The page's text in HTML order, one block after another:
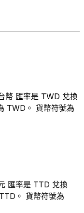
幣 匯率是 TWD 兌換
TWD。 貨幣符號為
匯率是 TTD 兌換
。 貨幣符號為